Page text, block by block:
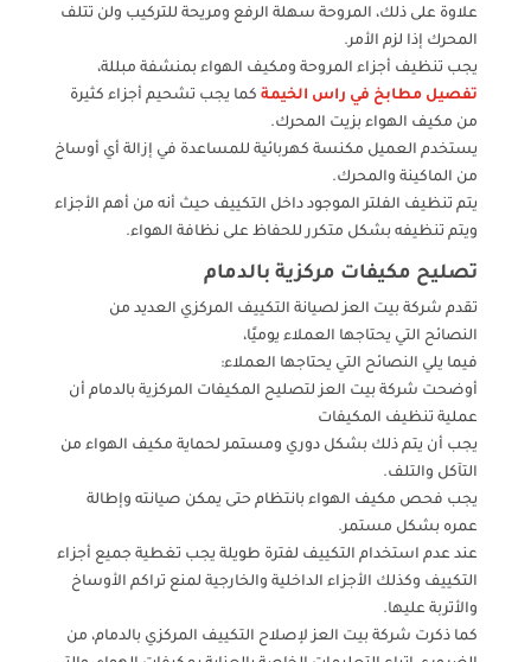
علاوة على ذلك، المروحة سهلة الرفع ومريحة للتركيب ولن تتلف
المحرك إذا لزم الأمر.
يجب تنظيف أجزاء المروحة ومكيف الهواء بمنشفة مبللة،
تفصيل مطابخ في راس الخيمةكما يجب تشحيم أجزاء كثيرة
من مكيف الهواء بزيت المحرك.
يستخدم العميل مكنسة كهربائية للمساعدة في إزالة أي أوساخ
من الماكينة والمحرك.
يتم تنظيف الفلتر الموجود داخل التكييف حيث أنه من أهم الأجزاء
ويتم تنظيفه بشكل متكرر للحفاظ على نظافة الهواء.
تصليح مكيفات مركزية بالدمام
تقدم شركة بيت العز لصيانة التكييف المركزي العديد من
النصائح التي يحتاجها العملاء يوميًا،
فيما يلي النصائح التي يحتاجها العملاء:
أوضحت شركة بيت العز لتصليح المكيفات المركزية بالدمام أن
عملية تنظيف المكيفات
يجب أن يتم ذلك بشكل دوري ومستمر لحماية مكيف الهواء من
التآكل والتلف.
يجب فحص مكيف الهواء بانتظام حتى يمكن صيانته وإطالة
عمره بشكل مستمر.
عند عدم استخدام التكييف لفترة طويلة يجب تغطية جميع أجزاء
التكييف وكذلك الأجزاء الداخلية والخارجية لمنع تراكم الأوساخ
والأتربة عليها.
كما ذكرت شركة بيت العز لإصلاح التكييف المركزي بالدمام، من